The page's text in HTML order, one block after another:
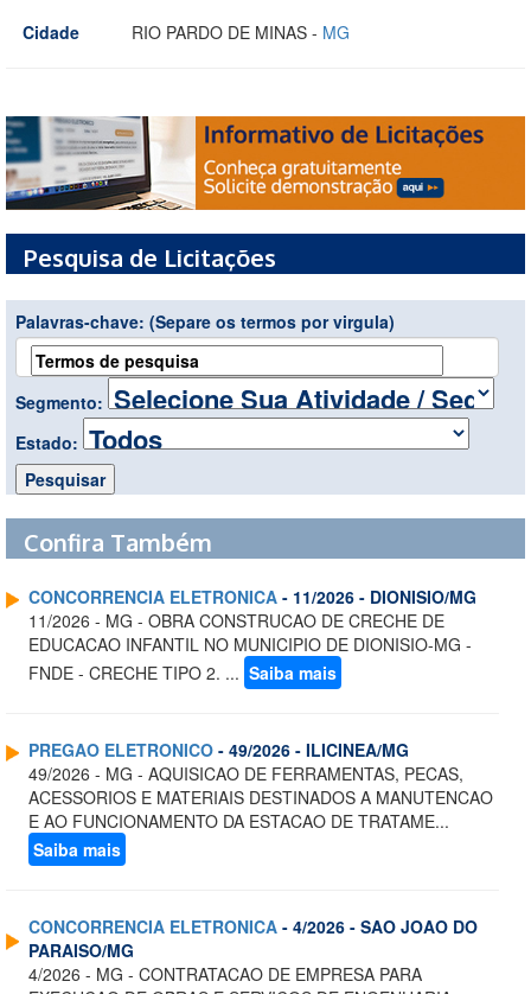
Cidade RIO PARDO DE MINAS - MG
Pesquisa de Licitações
Palavras-chave: (Separe os termos por virgula)
Segmento:
Estado:
Confira Também
CONCORRENCIA ELETRONICA - 11/2026 - DIONISIO/MG
11/2026 - MG - OBRA CONSTRUCAO DE CRECHE DE
EDUCACAO INFANTIL NO MUNICIPIO DE DIONISIO-MG -
FNDE - CRECHE TIPO 2. ... Saiba mais
PREGAO ELETRONICO - 49/2026 - ILICINEA/MG
49/2026 - MG - AQUISICAO DE FERRAMENTAS, PECAS,
ACESSORIOS E MATERIAIS DESTINADOS A MANUTENCAO
E AO FUNCIONAMENTO DA ESTACAO DE TRATAME...
Saiba mais
CONCORRENCIA ELETRONICA - 4/2026 - SAO JOAO DO
PARAISO/MG
4/2026 - MG - CONTRATACAO DE EMPRESA PARA